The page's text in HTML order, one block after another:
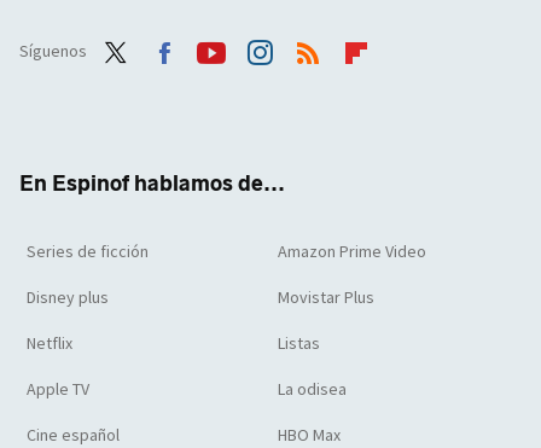
Síguenos
En Espinof hablamos de...
Series de ficción Amazon Prime Video
Disney plus Movistar Plus
Netflix Listas
Apple TV La odisea
Cine español HBO Max